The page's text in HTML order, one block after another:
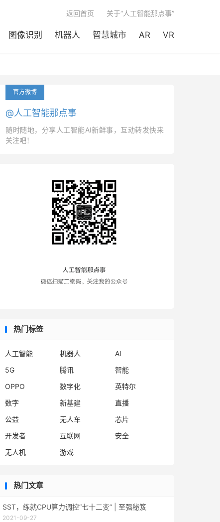
图像识别 机器人 智慧城市 AR VR
返回首页 关于“人工智能那点事”
官方微博
@人工智能那点事
随时随地，分享人工智能AI新鲜事，互动转发快来
关注吧！
热门标签
人工智能 机器人
AI
5G
腾讯
智能
OPPO
数字化
英特尔
数字
新基建
直播
公益
无人车
芯片
开发者
互联网
安全
无人机
游戏
热门文章
SST，练就CPU算力调控“七十二变” | 至强秘笈
2021-09-27